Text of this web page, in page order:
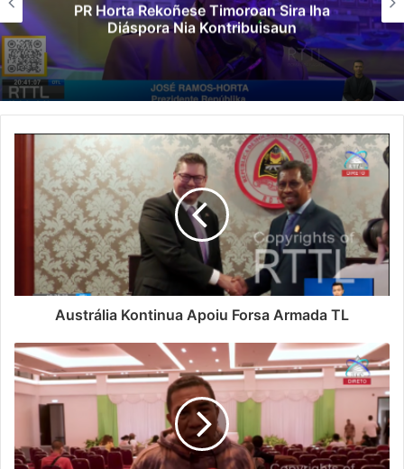
Governu Promete Tau Prioridade ba Setór
Minerais no Setór Produtivu
Austrália Kontinua Apoiu Forsa Armada TL